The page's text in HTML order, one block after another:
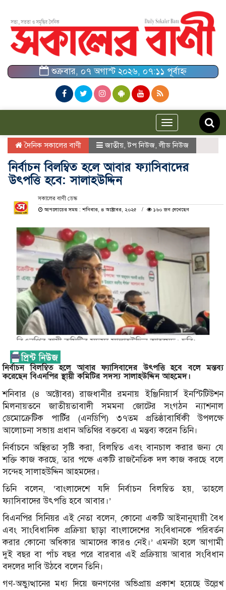
শুক্রবার, ০৭ অগাস্ট ২০২৬, ০৭:১১ পূর্বাহ্ন
Toggle
navigation
দৈনিক সকালের বাণী জাতীয় ,টপ নিউজ ,লীড নিউজ
নির্বাচন বিলম্বিত হলে আবার ফ্যাসিবাদের
উৎপত্তি হবে: সালাহউদ্দিন
সকালের বাণী ডেস্ক
আপলোডের সময় : শনিবার, ৪ অক্টোবর, ২০২৫
১৬০ জন দেখেছেন
নির্বাচন বিলম্বিত হলে আবার ফ্যাসিবাদের উৎপত্তি হবে বলে মন্তব্য
করেছেন বিএনপির স্থায়ী কমিটির সদস্য সালাহউদ্দিন আহমেদ।
শনিবার (৪ অক্টোবর) রাজধানীর রমনায় ইঞ্জিনিয়ার্স ইনস্টিটিউশন
মিলনায়তনে জাতীয়তাবাদী সমমনা জোটের সংগঠন ন্যাশনাল
ডেমোক্রেটিক পার্টির (এনডিপি) ৩৭তম প্রতিষ্ঠাবার্ষিকী উপলক্ষে
আলোচনা সভায় প্রধান অতিথির বক্তব্যে এ মন্তব্য করেন তিনি।
নির্বাচনে অস্থিরতা সৃষ্টি করা, বিলম্বিত এবং বানচাল করার জন্য যে
শক্তি কাজ করছে, তার পক্ষে একটি রাজনৈতিক দল কাজ করছে বলে
সন্দেহ সালাহউদ্দিন আহমদের।
তিনি বলেন, ‘বাংলাদেশে যদি নির্বাচন বিলম্বিত হয়, তাহলে
ফ্যাসিবাদের উৎপত্তি হবে আবার।’
বিএনপির সিনিয়র এই নেতা বলেন, কোনো একটি আইনানুযায়ী বৈধ
এবং সাংবিধানিক প্রক্রিয়া ছাড়া বাংলাদেশের সংবিধানকে পরিবর্তন
করার কোনো অধিকার আমাদের কারও নেই।’ এমনটা হলে আগামী
দুই বছর বা পাঁচ বছর পরে বারবার এই প্রক্রিয়ায় আবার সংবিধান
বদলের দাবি উঠবে বলেন তিনি।
গণ-অভ্যুত্থানের মধ্য দিয়ে জনগণের অভিপ্রায় প্রকাশ হয়েছে উল্লেখ